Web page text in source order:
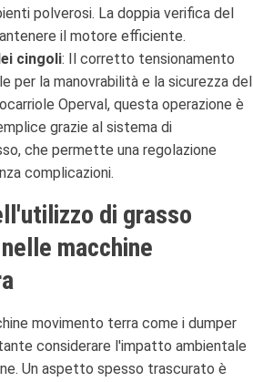
polverosi. La doppia verifica del
il motore efficiente.
cingoli: Il corretto tensionamento
per la manovrabilità e la sicurezza del
Operval, questa operazione è
grazie al sistema di
che permette una regolazione
complicazioni.
di grasso
macchine
movimento terra come i dumper
considerare l'impatto ambientale
Un aspetto spesso trascurato è